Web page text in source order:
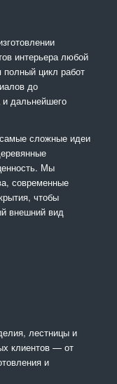
интерьера любой
цикл работ
до
и дальнейшего
сложные идеи
Мы
современные
чтобы
внешний вид
лестницы и
клиентов — от
и